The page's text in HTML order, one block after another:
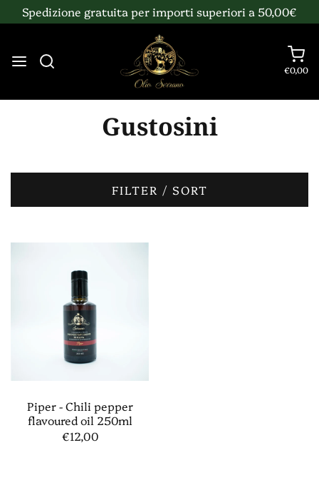
Spedizione gratuita per importi superiori a 50,00€
€0,00
Gustosini
FILTER / SORT
Piper - Chili pepper
flavoured oil 250ml
€12,00